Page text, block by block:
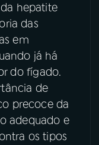
hepatite
das
em
já há
do fígado.
de
precoce da
adequado e
os tipos